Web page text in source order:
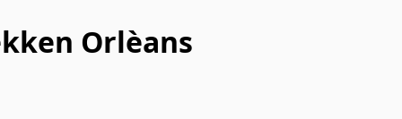
Orlèans